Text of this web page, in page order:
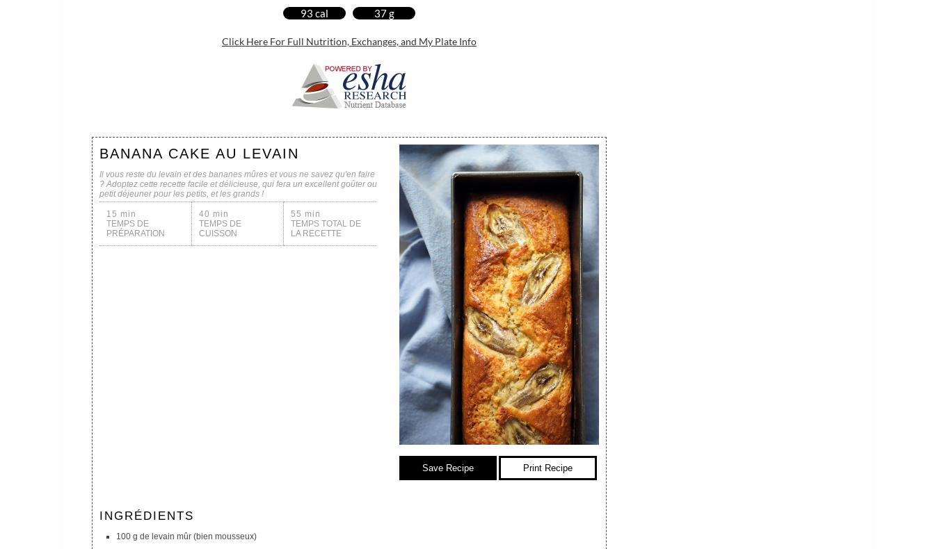
93 cal 37 g
Click Here For Full Nutrition, Exchanges, and My Plate Info
BANANA CAKE AU LEVAIN
Il vous reste du levain et des bananes mûres et vous ne savez qu'en faire
? Adoptez cette recette facile et délicieuse, qui fera un excellent goûter ou
petit déjeuner pour les petits, et les grands !
15 min
TEMPS DE
PRÉPARATION
40 min
TEMPS DE
CUISSON
55 min
TEMPS TOTAL DE
LA RECETTE
Save Recipe Print Recipe
INGRÉDIENTS
100 g de levain mûr (bien mousseux)